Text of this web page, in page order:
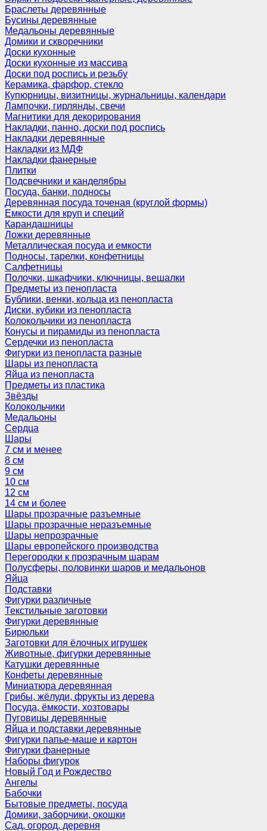
Браслеты деревянные
Бусины деревянные
Медальоны деревянные
Домики и скворечники
Доски кухонные
Доски кухонные из массива
Доски под роспись и резьбу
Керамика, фарфор, стекло
Купюрницы, визитницы, журнальницы, календари
Лампочки, гирлянды, свечи
Магнитики для декорирования
Накладки, панно, доски под роспись
Накладки деревянные
Накладки из МДФ
Накладки фанерные
Плитки
Подсвечники и канделябры
Посуда, банки, подносы
Деревянная посуда точеная (круглой формы)
Емкости для круп и специй
Карандашницы
Ложки деревянные
Металлическая посуда и емкости
Подносы, тарелки, конфетницы
Салфетницы
Полочки, шкафчики, ключницы, вешалки
Предметы из пенопласта
Бублики, венки, кольца из пенопласта
Диски, кубики из пенопласта
Колокольчики из пенопласта
Конусы и пирамиды из пенопласта
Сердечки из пенопласта
Фигурки из пенопласта разные
Шары из пенопласта
Яйца из пенопласта
Предметы из пластика
Звёзды
Колокольчики
Медальоны
Сердца
Шары
7 см и менее
8 см
9 см
10 см
12 см
14 см и более
Шары прозрачные разъемные
Шары прозрачные неразъемные
Шары непрозрачные
Шары европейского производства
Перегородки к прозрачным шарам
Полусферы, половинки шаров и медальонов
Яйца
Подставки
Фигурки различные
Текстильные заготовки
Фигурки деревянные
Бирюльки
Заготовки для ёлочных игрушек
Животные, фигурки деревянные
Катушки деревянные
Конфеты деревянные
Миниатюра деревянная
Грибы, жёлуди, фрукты из дерева
Посуда, ёмкости, хозтовары
Пуговицы деревянные
Яйца и подставки деревянные
Фигурки папье-маше и картон
Фигурки фанерные
Наборы фигурок
Новый Год и Рождество
Ангелы
Бабочки
Бытовые предметы, посуда
Домики, заборчики, окошки
Сад, огород, деревня